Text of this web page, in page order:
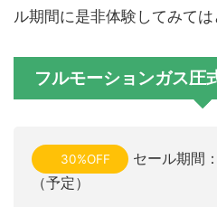
ル期間に是非体験してみては
フルモーションガス圧
30%OFF
セール期間
（予定）